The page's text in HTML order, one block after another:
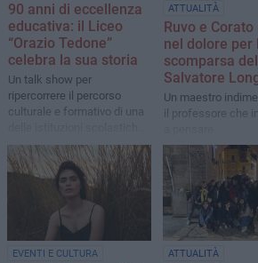
90 anni di eccellenza
educativa: il Liceo
“Orazio Tedone”
celebra la sua storia
Un talk show per
ripercorrere il percorso
culturale e formativo di una
più longeve di Ruvo di Puglia
ATTUALITÀ
Ruvo e
nel dolore per
scomparsa
Salvatore
Un maestro
il professore che
EVENTI E CULTURA ATTUALITÀ